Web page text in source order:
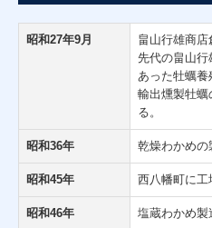
昭和27年9月
畠山行雄商店
先代の畠山行
あった牡蠣養
輸出燻製牡蠣
る。
昭和36年 乾燥わかめの
昭和45年 西八幡町に工
昭和46年 塩蔵わかめ製